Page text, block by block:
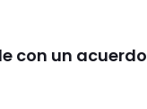
con un acuerdo